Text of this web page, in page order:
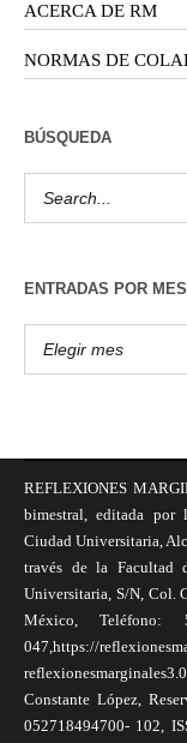
ACERCA DE RM
NORMAS DE
BÚSQUEDA
ENTRADAS POR MES
REFLEXIONES
bimestral, editada por
Ciudad Universitaria,
través de la Facultad
Universitaria, S/N, Col.
México, Teléfono:
047,https://
Constante López,
052718494700- 102,